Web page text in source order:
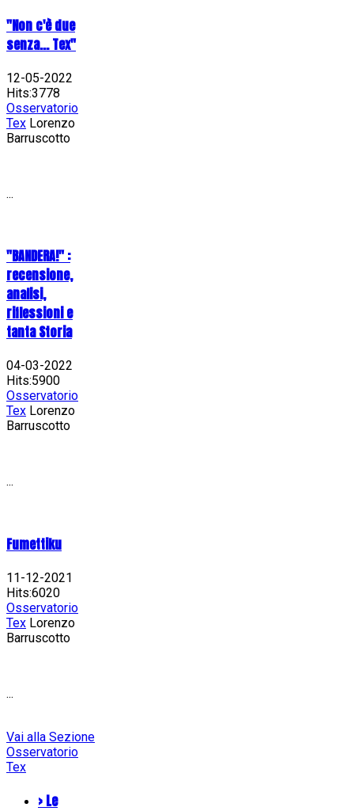
"Non c'è due
senza... Tex"
12-05-2022
Hits:3778
Osservatorio
Tex Lorenzo
Barruscotto
...
"BANDERA!" :
recensione,
analisi,
riflessioni e
tanta Storia
04-03-2022
Hits:5900
Osservatorio
Tex Lorenzo
Barruscotto
...
Fumettiku
11-12-2021
Hits:6020
Osservatorio
Tex Lorenzo
Barruscotto
...
Vai alla Sezione
Osservatorio
Tex
> Le